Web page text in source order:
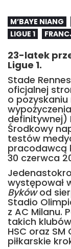
M’BAYE NIANG
LIGUE 1
23-latek
Ligue 1.
Stade
oficjalnej
o
definitywnej)
Środkowy
testów
pracodawcą
30 czerwca
występował
Bykówod
Stadio
z AC Milanu.
takich
HSC oraz
piłkarskie